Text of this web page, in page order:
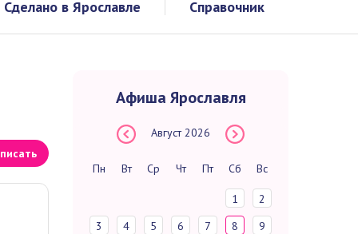
Сделано в Ярославле Справочник
Афиша Ярославля
Август 2026
Пн Вт Ср Чт Пт Сб Вс
1
2
3
4 5 6 7 8
9